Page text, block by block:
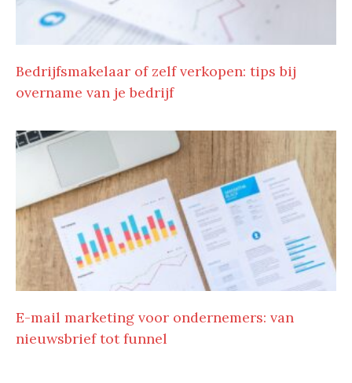
Bedrijfsmakelaar of zelf verkopen: tips bij
overname van je bedrijf
E-mail marketing voor ondernemers: van
nieuwsbrief tot funnel